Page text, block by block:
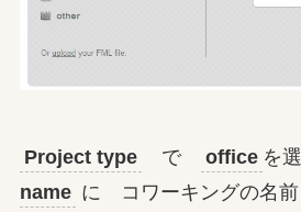
Project type で office を
name に コワーキングの名前